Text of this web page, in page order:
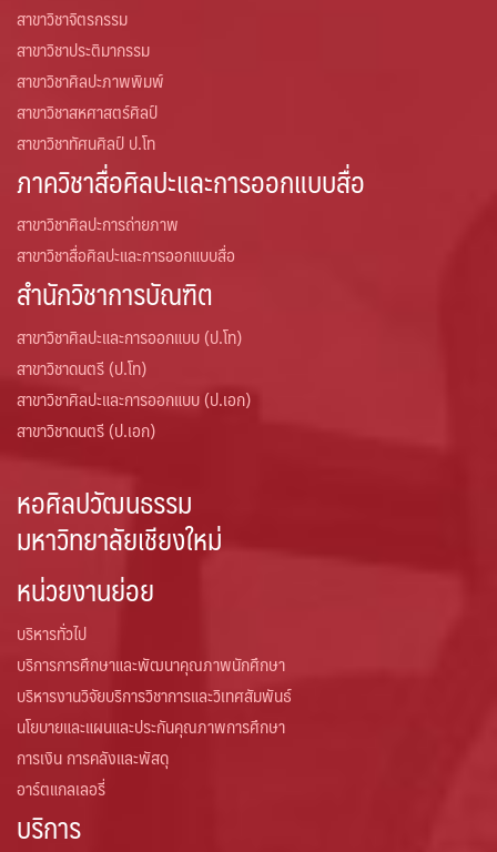
สาขาวิชาจิตรกรรม
สาขาวิชาประติมากรรม
สาขาวิชาศิลปะภาพพิมพ์
สาขาวิชาสหศาสตร์ศิลป์
สาขาวิชาทัศนศิลป์ ป.โท
ภาควิชาสื่อศิลปะและการออกแบบสื่อ
สาขาวิชาศิลปะการถ่ายภาพ
สาขาวิชาสื่อศิลปะและการออกแบบสื่อ
สำนักวิชาการบัณฑิต
สาขาวิชาศิลปะและการออกแบบ (ป.โท)
สาขาวิชาดนตรี (ป.โท)
สาขาวิชาศิลปะและการออกแบบ (ป.เอก)
สาขาวิชาดนตรี (ป.เอก)
หอศิลปวัฒนธรรม
มหาวิทยาลัยเชียงใหม่
หน่วยงานย่อย
บริหารทั่วไป
บริการการศึกษาและพัฒนาคุณภาพนักศึกษา
บริหารงานวิจัยบริการวิชาการและวิเทศสัมพันธ์
นโยบายและแผนและประกันคุณภาพการศึกษา
การเงิน การคลังและพัสดุ
อาร์ตแกลเลอรี่
บริการ